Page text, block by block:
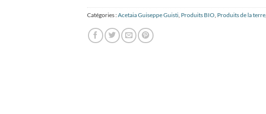
Catégories :Acetaia Guiseppe Guisti Produits BIO Produits de la terre